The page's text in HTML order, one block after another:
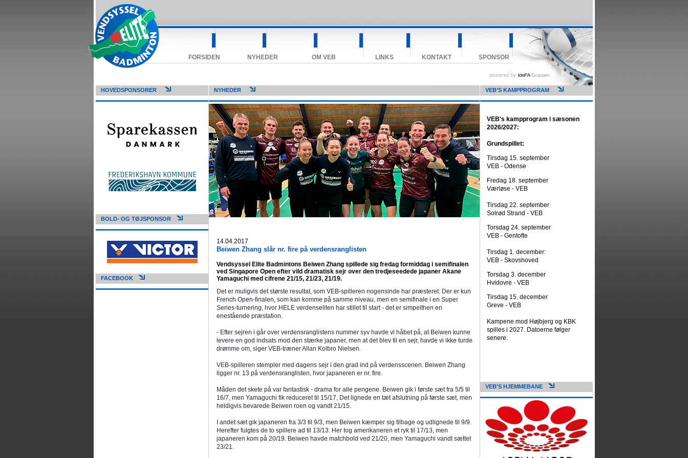
FORSIDEN NYHEDER OM VEB LINKS KONTAKT SPONSOR
HOVEDSPONSORER NYHEDER VEB’S KAMPPROGRAM
BOLD- OG TØJSPONSOR
FACEBOOK
14.04.2017
Beiwen Zhang slår nr. fire på verdensranglisten
Vendsyssel Elite Badmintons Beiwen Zhang spillede sig fredag formiddag i semifinalen
ved Singapore Open efter vild dramatisk sejr over den tredjeseedede japaner Akane
Yamaguchi med cifrene 21/15, 21/23, 21/19.
Det er muligvis det største resultat, som VEB-spilleren nogensinde har præsteret. Der er kun
French Open-finalen, som kan komme på samme niveau, men en semifinale i en Super
Series-turnering, hvor HELE verdenseliten har stillet til start - det er simpelthen en
enestående præstation.
- Efter sejren i går over verdensranglistens nummer syv havde vi håbet på, at Beiwen kunne
levere en god indsats mod den stærke japaner, men at det blev til en sejr, havde vi ikke turde
drømme om, siger VEB-træner Allan Kolbro Nielsen.
VEB-spilleren stempler med dagens sejr i den grad ind på verdensscenen. Beiwen Zhang
ligger nr. 13 på verdensranglisten, hvor japaneren er nr. fire.
Måden det skete på var fantastisk - drama for alle pengene. Beiwen gik i første sæt fra 5/5 til
16/7, men Yamaguchi fik reduceret til 15/17, Det lignede en tæt afslutning på første sæt, men
heldigvis bevarede Beiwen roen og vandt 21/15.
I andet sæt gik japaneren fra 3/3 til 9/3, men Beiwen kæmper sig tilbage og udlignede til 9/9.
Herefter fulgtes de to spillere ad til 13/13. Her tog amerikaneren et ryk til 17/13, men
japaneren kom på 20/19. Beiwen havde matchbold ved 21/20, men Yamaguchi vandt sættet
23/21.
VEB's kampprogram i sæsonen
2026/2027:
Grundspillet:
Tirsdag 15. september
VEB - Odense
Fredag 18. september
Værløse - VEB
Tirsdag 22. september
Solrød Strand - VEB
Torsdag 24. september
VEB - Gentofte
Tirsdag 1. december:
VEB - Skovshoved
Torsdag 3. december
Hvidovre - VEB
Tirsdag 15. december
Greve - VEB
Kampene mod Højbjerg og KBK
spilles i 2027. Datoerne følger
senere.
VEB'S HJEMMEBANE